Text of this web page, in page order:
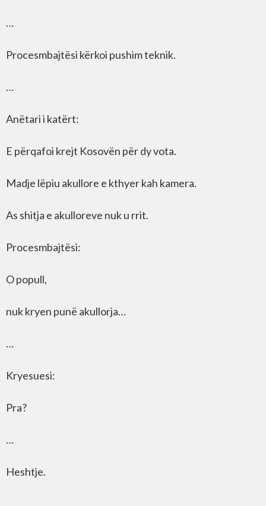
…
Procesmbajtësi kërkoi pushim teknik.
…
Anëtari i katërt:
E përqafoi krejt Kosovën për dy vota.
Madje lëpiu akullore e kthyer kah kamera.
As shitja e akulloreve nuk u rrit.
Procesmbajtësi:
O popull,
nuk kryen punë akullorja…
…
Kryesuesi:
Pra?
…
Heshtje.